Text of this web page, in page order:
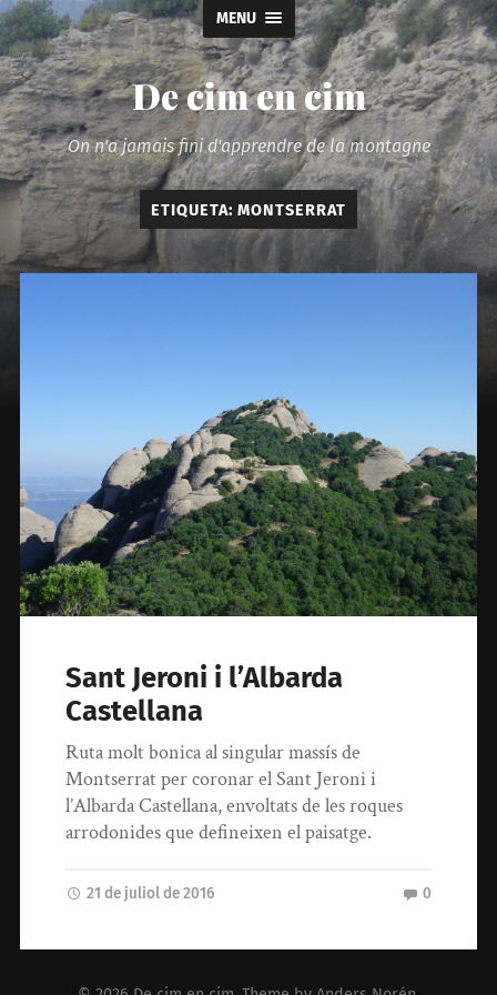
MENU
De cim en cim
On n'a jamais fini d'apprendre de la montagne
ETIQUETA: MONTSERRAT
Sant Jeroni i l’Albarda
Castellana
Ruta molt bonica al singular massís de
Montserrat per coronar el Sant Jeroni i
l’Albarda Castellana, envoltats de les roques
arrodonides que defineixen el paisatge.
21 de juliol de 2016 0